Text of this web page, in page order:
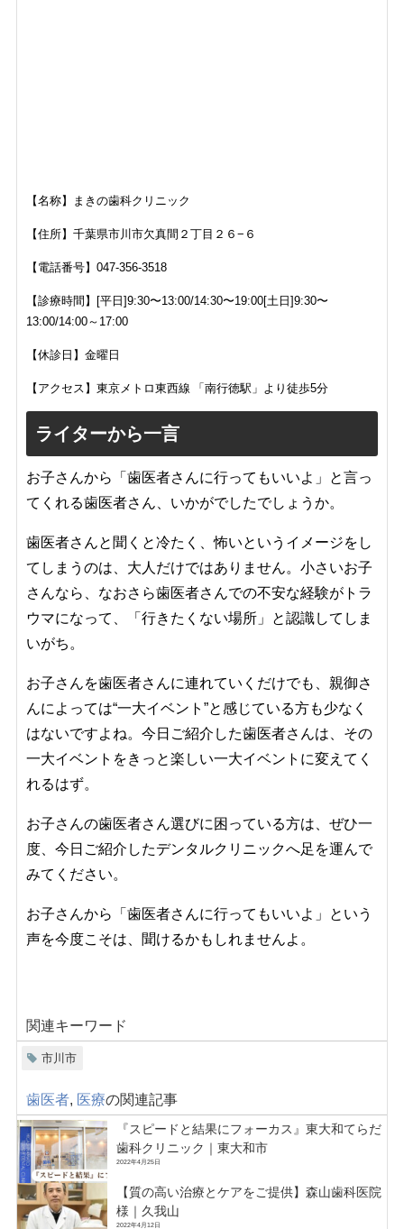
【名称】まきの歯科クリニック
【住所】 千葉県市川市欠真間２丁目２６−６
【電話番号】047-356-3518
【診療時間】[平日] 9:30〜13:00/14:30〜19:00[土日]9:30〜
13:00/14:00～17:00
【休診日】金曜日
【アクセス】 東京メトロ東西線 「南行徳駅」より徒歩5分
ライターから一言
お子さんから「歯医者さんに行ってもいいよ」と言っ
てくれる歯医者さん、いかがでしたでしょうか。
歯医者さんと聞くと冷たく、怖いというイメージをし
てしまうのは、大人だけではありません。小さいお子
さんなら、なおさら歯医者さんでの不安な経験がトラ
ウマになって、「行きたくない場所」と認識してしま
いがち。
お子さんを歯医者さんに連れていくだけでも、親御さ
んによっては“一大イベント”と感じている方も少なく
はないですよね。今日ご紹介した歯医者さんは、その
一大イベントをきっと楽しい一大イベントに変えてく
れるはず。
お子さんの歯医者さん選びに困っている方は、ぜひ一
度、今日ご紹介したデンタルクリニックへ足を運んで
みてください。
お子さんから「歯医者さんに行ってもいいよ」という
声を今度こそは、聞けるかもしれませんよ。
関連キーワード
市川市
歯医者, 医療の関連記事
『スピードと結果にフォーカス』東大和てらだ
歯科クリニック｜東大和市
2022年4月25日
【質の高い治療とケアをご提供】森山歯科医院
様｜久我山
2022年4月12日